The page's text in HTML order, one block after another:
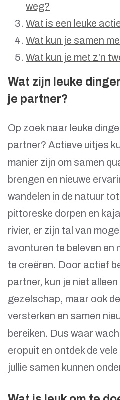
weg?
Wat is een leuke
Wat kun je samen
Wat kun je met z’n
Wat zijn leuke
je partner?
Op zoek naar leuke
partner? Actieve uitjes
manier zijn om samen
brengen en nieuwe
wandelen in de natuur
pittoreske dorpen en
rivier, er zijn tal van
avonturen te beleven en
te creëren. Door actief
partner, kun je niet
gezelschap, maar ook
versterken en samen
bereiken. Dus waar
eropuit en ontdek de
jullie samen kunnen